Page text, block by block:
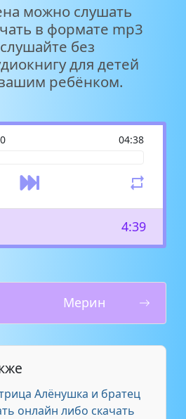
можно слушать
в формате mp3
без
для детей
ребёнком.
04:38
4:39
Мерин
Алёнушка и братец
онлайн либо скачать